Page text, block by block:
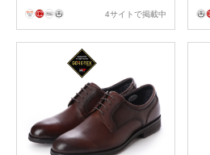
4サイトで掲載中